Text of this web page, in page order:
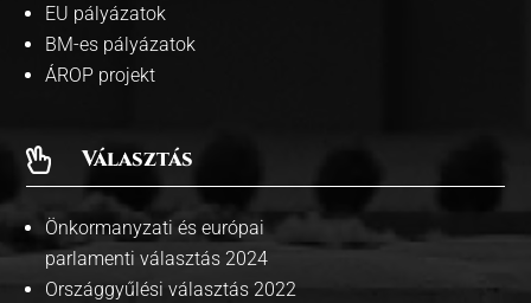
EU pályázatok
BM-es pályázatok
ÁROP projekt
 Választás
Önkormanyzati és európai
parlamenti választás 2024
Országgyűlési választás 2022